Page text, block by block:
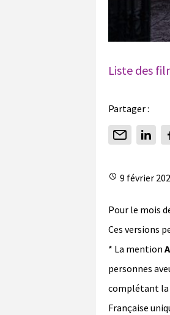
Liste des
Partager :
9 février
Pour le mois
Ces versions
* La mention
personnes
complétant la
Française